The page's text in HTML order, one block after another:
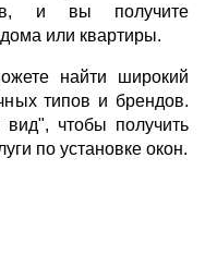
и вы получите
или квартиры.
найти широкий
типов и брендов.
чтобы получить
по установке окон.